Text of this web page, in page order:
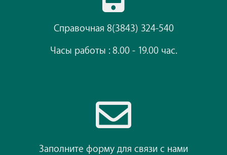
Справочная 8(3843) 324-540
Часы работы : 8.00 - 19.00 час.
Заполните форму для связи с нами